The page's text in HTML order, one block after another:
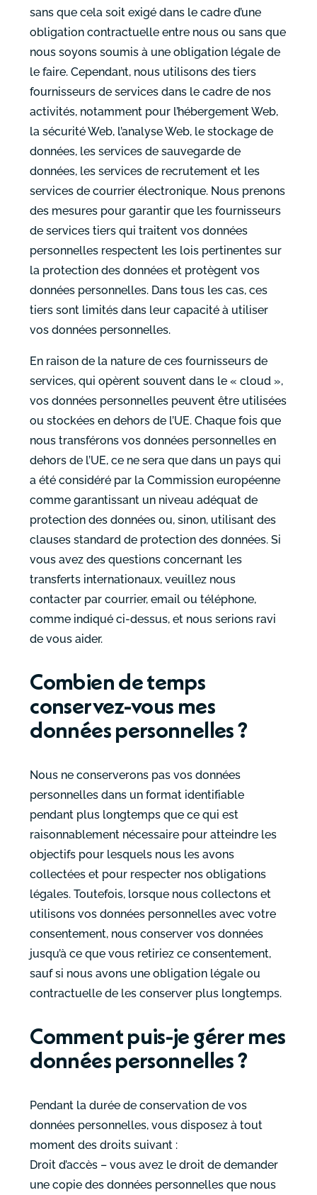
sans que cela soit exigé dans le cadre d’une
obligation contractuelle entre nous ou sans que
nous soyons soumis à une obligation légale de
le faire. Cependant, nous utilisons des tiers
fournisseurs de services dans le cadre de nos
activités, notamment pour l’hébergement Web,
la sécurité Web, l’analyse Web, le stockage de
données, les services de sauvegarde de
données, les services de recrutement et les
services de courrier électronique. Nous prenons
des mesures pour garantir que les fournisseurs
de services tiers qui traitent vos données
personnelles respectent les lois pertinentes sur
la protection des données et protègent vos
données personnelles. Dans tous les cas, ces
tiers sont limités dans leur capacité à utiliser
vos données personnelles.
En raison de la nature de ces fournisseurs de
services, qui opèrent souvent dans le « cloud »,
vos données personnelles peuvent être utilisées
ou stockées en dehors de l’UE. Chaque fois que
nous transférons vos données personnelles en
dehors de l’UE, ce ne sera que dans un pays qui
a été considéré par la Commission européenne
comme garantissant un niveau adéquat de
protection des données ou, sinon, utilisant des
clauses standard de protection des données. Si
vous avez des questions concernant les
transferts internationaux, veuillez nous
contacter par courrier, email ou téléphone,
comme indiqué ci-dessus, et nous serions ravi
de vous aider.
Combien de temps
conservez-vous mes
données personnelles ?
Nous ne conserverons pas vos données
personnelles dans un format identifiable
pendant plus longtemps que ce qui est
raisonnablement nécessaire pour atteindre les
objectifs pour lesquels nous les avons
collectées et pour respecter nos obligations
légales. Toutefois, lorsque nous collectons et
utilisons vos données personnelles avec votre
consentement, nous conserver vos données
jusqu’à ce que vous retiriez ce consentement,
sauf si nous avons une obligation légale ou
contractuelle de les conserver plus longtemps.
Comment puis-je gérer mes
données personnelles ?
Pendant la durée de conservation de vos
données personnelles, vous disposez à tout
moment des droits suivant :
Droit d’accès – vous avez le droit de demander
une copie des données personnelles que nous